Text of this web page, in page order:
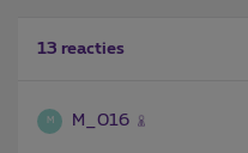
13 reacties
M M_016